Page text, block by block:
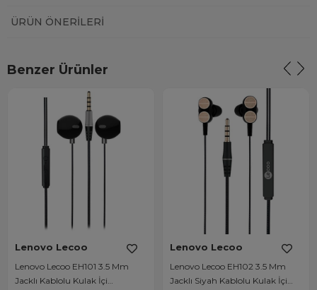
ÜRÜN ÖNERILERI
Benzer Ürünler
Lenovo Lecoo
Lenovo Lecoo EH101 3.5 Mm
Jacklı Kablolu Kulak İçi
Lenovo Lecoo
Lenovo Lecoo EH102 3.5 Mm
Jacklı Siyah Kablolu Kulak İçi